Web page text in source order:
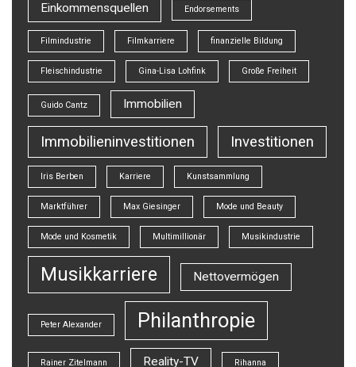
Einkommensquellen Endorsements
Filmindustrie Filmkarriere finanzielle Bildung
Fleischindustrie Gina-Lisa Lohfink Große Freiheit
Guido Cantz Immobilien
Immobilieninvestitionen Investitionen
Iris Berben Karriere Kunstsammlung
Marktführer Max Giesinger Mode und Beauty
Mode und Kosmetik Multimillionär Musikindustrie
Musikkarriere Nettovermögen
Peter Alexander Philanthropie
Rainer Zitelmann Reality-TV Rihanna